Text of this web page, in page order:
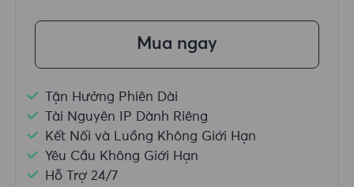
Mua ngay
Tận Hưởng Phiên Dài
Tài Nguyên IP Dành Riêng
Kết Nối và Luồng Không Giới Hạn
Yêu Cầu Không Giới Hạn
Hỗ Trợ 24/7